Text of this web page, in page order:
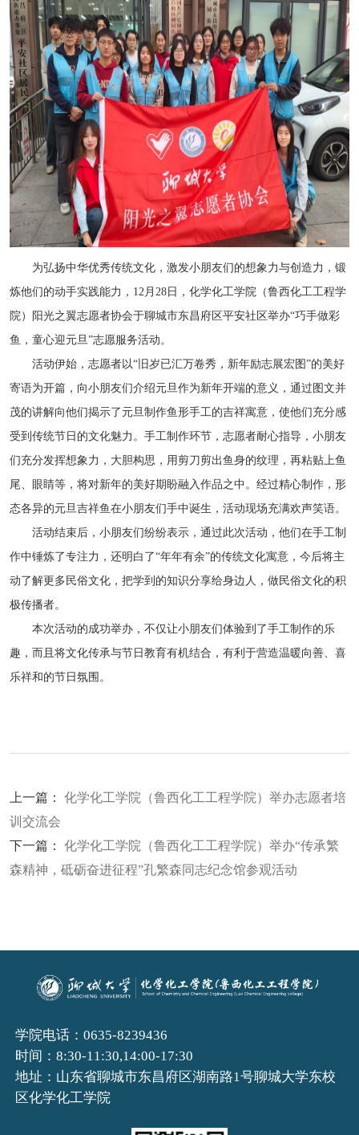
为弘扬中华优秀传统文化，激发小朋友们的想象力与创造力，锻
炼他们的动手实践能力，12月28日，化学化工学院 （鲁西化工工程学
院） 阳光之翼志愿者协会于聊城市东昌府区平安社区举办“巧手做彩
鱼，童心迎元旦”志愿服务活动。
活动伊始，志愿者以“旧岁已汇万卷秀，新年励志展宏图”的美好
寄语为开篇，向小朋友们介绍元旦作为新年开端的意义，通过图文并
茂的讲解向他们揭示了元旦制作鱼形手工的吉祥寓意，使他们充分感
受到传统节日的文化魅力。手工制作环节，志愿者耐心指导，小朋友
们充分发挥想象力，大胆构思，用剪刀剪出鱼身的纹理，再粘贴上鱼
尾、眼睛等，将对新年的美好期盼融入作品之中。经过精心制作，形
态各异的元旦吉祥鱼在小朋友们手中诞生，活动现场充满欢声笑语。
活动结束后，小朋友们纷纷表示，通过此次活动，他们在手工制
作中锤炼了专注力，还明白了“年年有余”的传统文化寓意，今后将主
动了解更多民俗文化，把学到的知识分享给身边人，做民俗文化的积
极传播者。
本次活动的成功举办，不仅让小朋友们体验到了手工制作的乐
趣，而且将文化传承与节日教育有机结合，有利于营造温暖向善、喜
乐祥和的节日氛围。
上一篇： 化学化工学院（鲁西化工工程学院）举办志愿者培
训交流会
下一篇： 化学化工学院（鲁西化工工程学院）举办“传承繁
森精神，砥砺奋进征程”孔繁森同志纪念馆参观活动
学院电话：0635-8239436
时间：8:30-11:30,14:00-17:30
地址：山东省聊城市东昌府区湖南路1号聊城大学东校
区化学化工学院